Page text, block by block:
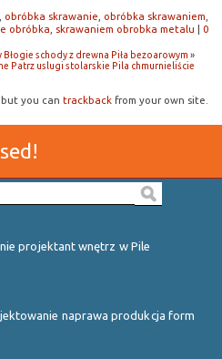
obróbka skrawanie obróbka skrawaniem
obróbka
skrawaniem obrobka metalu | 0
Błogie schody z drewna Piła bezoarowym »
Patrz uslugi stolarskie Pila chmurnieliście
you can trackback from your own site.
projektant wnętrz w Pile
naprawa produkcja form